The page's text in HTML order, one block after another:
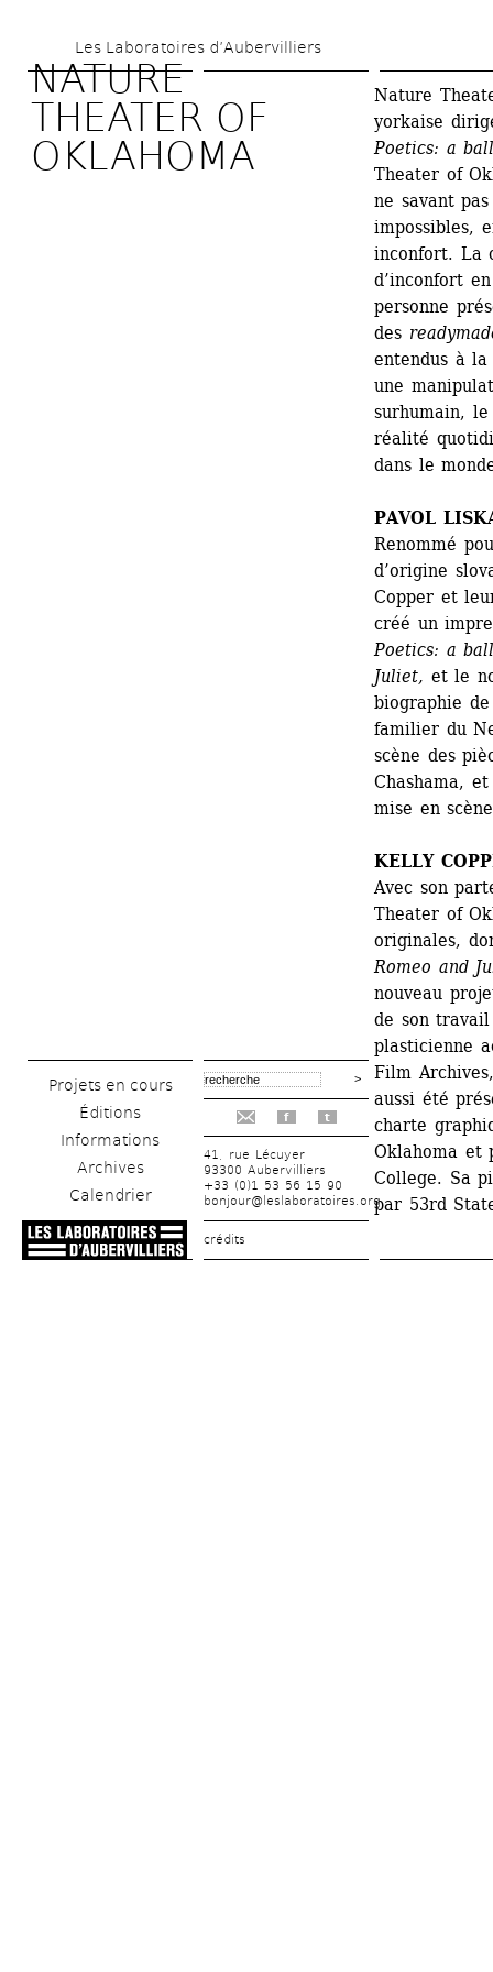
au
contenu
principal
Les Laboratoires d’Aubervilliers
NATURE
THEATER OF
OKLAHOMA
Projets en cours
Éditions
Informations
Archives
Calendrier
f t
41, rue Lécuyer
93300 Aubervilliers
+33 (0)1 53 56 15 90
bonjour@leslaboratoires.org
crédits
Nature
yorkaise
Poetics: a
Theater of
ne savant
impossibles,
inconfort. La
d’inconfort
personne
des
entendus à
une
surhumain,
réalité
dans le
PAVOL
Renommé
d’origine
Copper et
créé un
Poetics: a
Juliet, et le
biographie
familier du
scène des
Chashama,
mise en
KELLY
Avec son
Theater of
originales,
Romeo and
nouveau
de son
plasticienne
Film
aussi été
charte
Oklahoma et
College. Sa
par 53rd